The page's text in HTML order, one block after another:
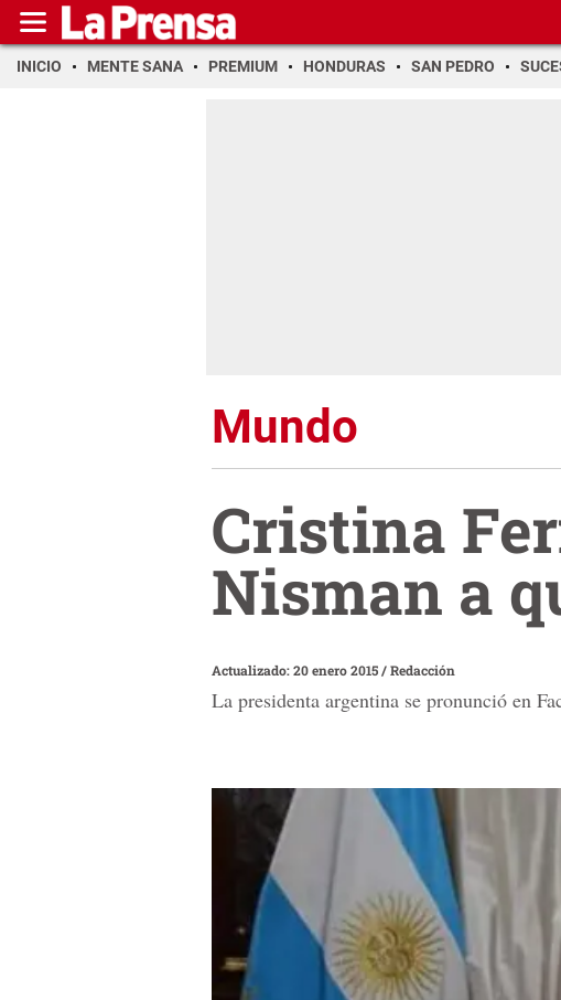
INICIO MENTE SANA PREMIUM HONDURAS SAN PEDRO
Mundo
Cristina
Nisman a
Actualizado: 20 enero 2015/Redacción
La presidenta argentina se pronunció en